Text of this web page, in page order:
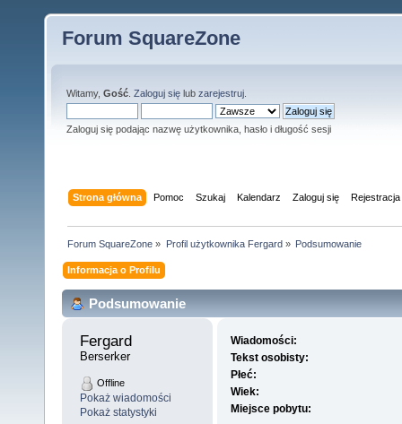
Forum SquareZone
Witamy, Gość Zaloguj się lub zarejestruj
Zaloguj się podając nazwę użytkownika, hasło i długość sesji
Strona główna Pomoc Szukaj Kalendarz Zaloguj się Rejestracja
Forum SquareZone » Profil użytkownika Fergard» Podsumowanie
Informacja o Profilu
Podsumowanie
Fergard
Berserker
Offline
Pokaż wiadomości
Pokaż statystyki
Wiadomości:
Tekst osobisty:
Płeć:
Wiek:
Miejsce pobytu: